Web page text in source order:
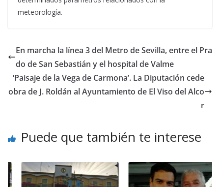
meteorología.
En marcha la línea 3 del Metro de Sevilla, entre el Pra
do de San Sebastián y el hospital de Valme
‘Paisaje de la Vega de Carmona’. La Diputación cede
obra de J. Roldán al Ayuntamiento de El Viso del Alco
r
Puede que también te interese